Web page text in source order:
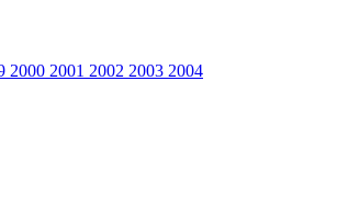
2000 2001 2002 2003 2004